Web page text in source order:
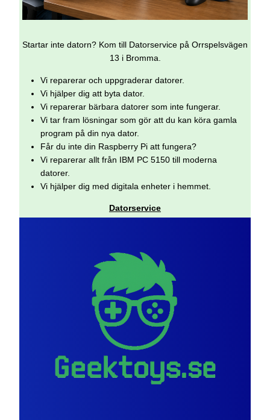
Startar inte datorn? Kom till Datorservice på Orrspelsvägen
13 i Bromma.
Vi reparerar och uppgraderar datorer.
Vi hjälper dig att byta dator.
Vi reparerar bärbara datorer som inte fungerar.
Vi tar fram lösningar som gör att du kan köra gamla
program på din nya dator.
Får du inte din Raspberry Pi att fungera?
Vi reparerar allt från IBM PC 5150 till moderna
datorer.
Vi hjälper dig med digitala enheter i hemmet.
Datorservice